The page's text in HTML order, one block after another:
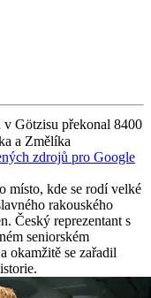
v Götzisu překonal 8400
a Změlíka
zdrojů pro Google
místo, kde se rodí velké
rakouského
Český reprezentant s
seniorském
okamžitě se zařadil